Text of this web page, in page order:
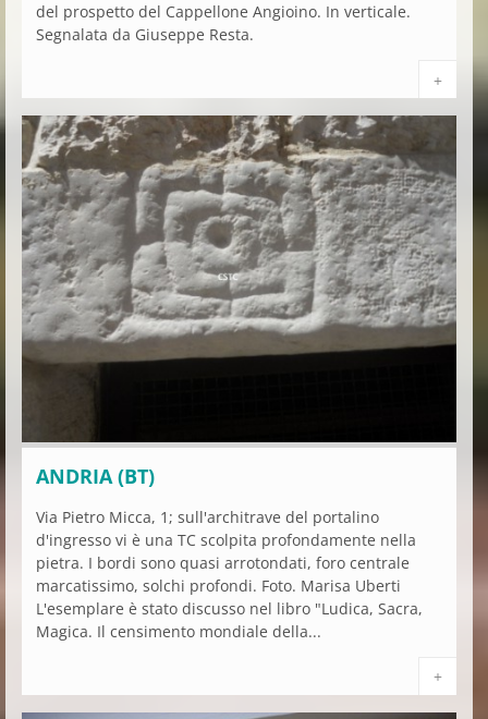
del prospetto del Cappellone Angioino. In verticale.
Segnalata da Giuseppe Resta.
+
ANDRIA (BT)
Via Pietro Micca, 1; sull'architrave del portalino
d'ingresso vi è una TC scolpita profondamente nella
pietra. I bordi sono quasi arrotondati, foro centrale
marcatissimo, solchi profondi. Foto. Marisa Uberti
L'esemplare è stato discusso nel libro "Ludica, Sacra,
Magica. Il censimento mondiale della...
+